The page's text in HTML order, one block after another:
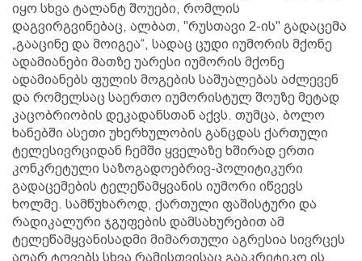
იყო სხვა ტალანტ შოუები, რომლის
დაგვირგვინებაც, ალბათ, "რუსთავი 2-ის" გადაცემა
„გააცინე და მოიგეა“, სადაც ცუდი იუმორის მქონე
ადამიანები მათზე უარესი იუმორის მქონე
ადამიანებს ფულის მოგების საშუალებას აძლევენ
და რომელსაც საერთო იუმორისტულ შოუზე მეტად
კაცობრიობის დეკადანსთან აქვს. თუმცა, ბოლო
ხანებში ასეთი უხერხულობის განცდას ქართული
ტელესივრციდან ჩემში ყველაზე ხშირად ერთი
კონკრეტული საზოგადოებრივ-პოლიტიკური
გადაცემების ტელეწამყვანის იუმორი იწვევს
ხოლმე. სამწუხაროდ, ქართული ფაშისტური და
რადიკალური ჯგუფების დამსახურებით ამ
ტელეწამყვანისადმი მიმართული აგრესია სივრცეს
აღარ ტოვებს სხვა რამისთვისაც გააკრიტიკო ის,